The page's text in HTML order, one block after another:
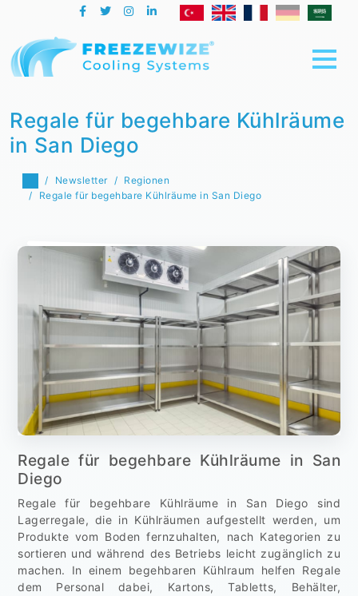
Regale für begehbare Kühlräume
in San Diego
Newsletter
Regionen
Regale für begehbare Kühlräume in San Diego
Regale für begehbare Kühlräume in San
Diego
Regale für begehbare Kühlräume in San Diego sind
Lagerregale, die in Kühlräumen aufgestellt werden, um
Produkte vom Boden fernzuhalten, nach Kategorien zu
sortieren und während des Betriebs leicht zugänglich zu
machen. In einem begehbaren Kühlraum helfen Regale
dem Personal dabei, Kartons, Tabletts, Behälter,